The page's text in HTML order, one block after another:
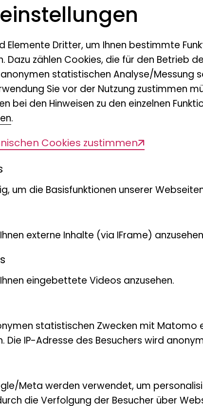
Tools) und/oder übersetzt worden
durch die Autorinnen bzw.
zur Analyse des
NEUESTEN
kein Problem. Melden
Elemente Dritter, um Ihnen bestimmte
Dazu zählen Cookies, die für den Betrieb
statistischen Analyse/Messung
Sie vor der Nutzung zustimmen
bei den Hinweisen zu den einzelnen
.
Cookies zustimmen
um die Basisfunktionen unserer
externe Inhalte (via IFrame)
eingebettete Videos anzusehen.
statistischen Zwecken mit Matomo
IP-Adresse des Besuchers wird
Meta werden verwendet, um
die Verfolgung der Besucher über